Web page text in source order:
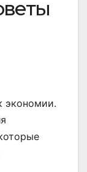
экономии.